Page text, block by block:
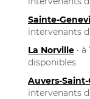
Sainte-
intervenants
La Norville •
disponibles
Auvers-
intervenants